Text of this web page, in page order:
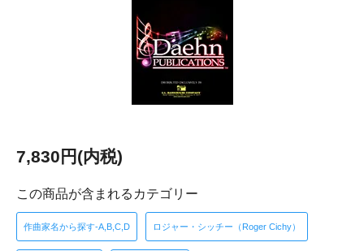
7,830円(内税)
この商品が含まれるカテゴリー
作曲家名から探す-A,B,C,D ロジャー・シッチー（Roger Cichy）